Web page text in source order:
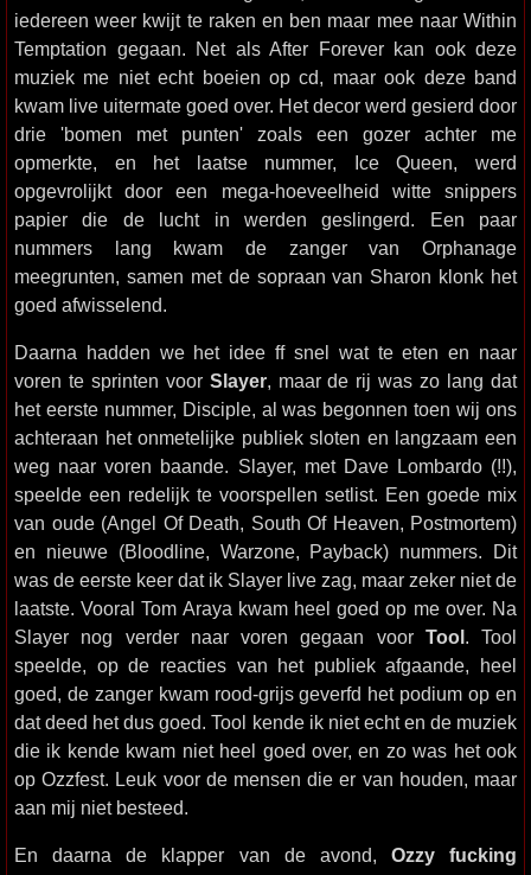
iedereen weer kwijt te raken en ben maar mee naar Within
Temptation gegaan. Net als After Forever kan ook deze
muziek me niet echt boeien op cd, maar ook deze band
kwam live uitermate goed over. Het decor werd gesierd door
drie 'bomen met punten' zoals een gozer achter me
opmerkte, en het laatse nummer, Ice Queen, werd
opgevrolijkt door een mega-hoeveelheid witte snippers
papier die de lucht in werden geslingerd. Een paar
nummers lang kwam de zanger van Orphanage
meegrunten, samen met de sopraan van Sharon klonk het
goed afwisselend.
Daarna hadden we het idee ff snel wat te eten en naar
voren te sprinten voor Slayer, maar de rij was zo lang dat
het eerste nummer, Disciple, al was begonnen toen wij ons
achteraan het onmetelijke publiek sloten en langzaam een
weg naar voren baande. Slayer, met Dave Lombardo (!!),
speelde een redelijk te voorspellen setlist. Een goede mix
van oude (Angel Of Death, South Of Heaven, Postmortem)
en nieuwe (Bloodline, Warzone, Payback) nummers. Dit
was de eerste keer dat ik Slayer live zag, maar zeker niet de
laatste. Vooral Tom Araya kwam heel goed op me over. Na
Slayer nog verder naar voren gegaan voor Tool. Tool
speelde, op de reacties van het publiek afgaande, heel
goed, de zanger kwam rood-grijs geverfd het podium op en
dat deed het dus goed. Tool kende ik niet echt en de muziek
die ik kende kwam niet heel goed over, en zo was het ook
op Ozzfest. Leuk voor de mensen die er van houden, maar
aan mij niet besteed.
En daarna de klapper van de avond, Ozzy fucking